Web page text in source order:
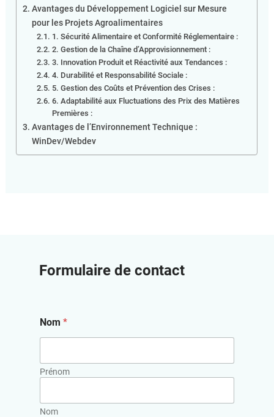
Avantages du Développement Logiciel sur Mesure
pour les Projets Agroalimentaires
1. Sécurité Alimentaire et Conformité Réglementaire :
2. Gestion de la Chaîne d’Approvisionnement :
3. Innovation Produit et Réactivité aux Tendances :
4. Durabilité et Responsabilité Sociale :
5. Gestion des Coûts et Prévention des Crises :
6. Adaptabilité aux Fluctuations des Prix des Matières
Premières :
Avantages de l’Environnement Technique :
WinDev/Webdev
Formulaire de contact
Nom *
Prénom
Nom